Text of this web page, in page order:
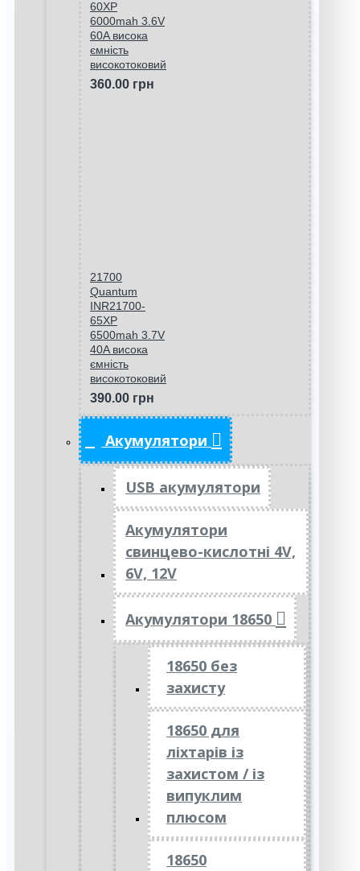
60XP
6000mah 3.6V
60A висока
ємність
високотоковий
360.00 грн
21700
Quantum
INR21700-
65XP
6500mah 3.7V
40A висока
ємність
високотоковий
390.00 грн
Акумулятори
USB акумулятори
Акумулятори
свинцево-кислотні 4V,
6V, 12V
Акумулятори 18650
18650 без
захисту
18650 для
ліхтарів із
захистом / із
випуклим
плюсом
18650